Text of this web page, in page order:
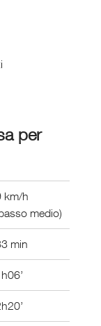
per
km/h
medio)
min